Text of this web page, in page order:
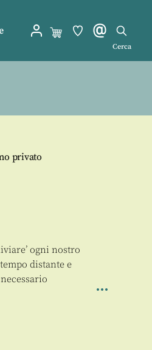
Cerca
privato
ogni nostro
distante e